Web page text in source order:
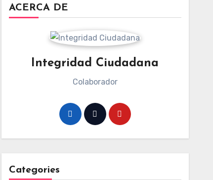
ACERCA DE
Integridad Ciudadana
Colaborador
Categories